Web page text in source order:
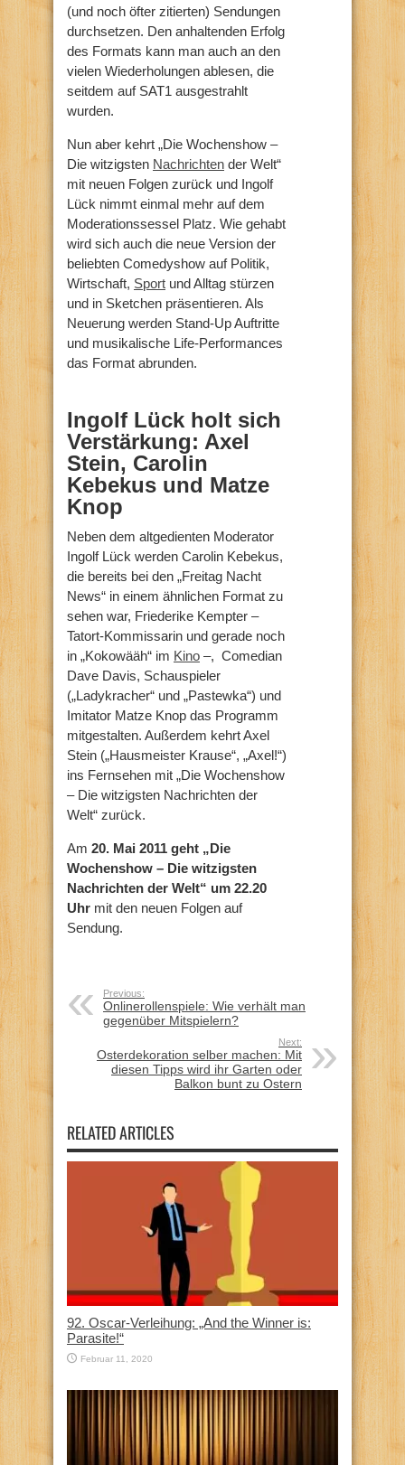
(und noch öfter zitierten) Sendungen
durchsetzen. Den anhaltenden Erfolg
des Formats kann man auch an den
vielen Wiederholungen ablesen, die
seitdem auf SAT1 ausgestrahlt
wurden.
Nun aber kehrt „Die Wochenshow –
Die witzigsten Nachrichten der Welt“
mit neuen Folgen zurück und Ingolf
Lück nimmt einmal mehr auf dem
Moderationssessel Platz. Wie gehabt
wird sich auch die neue Version der
beliebten Comedyshow auf Politik,
Wirtschaft, Sport und Alltag stürzen
und in Sketchen präsentieren. Als
Neuerung werden Stand-Up Auftritte
und musikalische Life-Performances
das Format abrunden.
Ingolf Lück holt sich
Verstärkung: Axel
Stein, Carolin
Kebekus und Matze
Knop
Neben dem altgedienten Moderator
Ingolf Lück werden Carolin Kebekus,
die bereits bei den „Freitag Nacht
News“ in einem ähnlichen Format zu
sehen war, Friederike Kempter –
Tatort-Kommissarin und gerade noch
in „Kokowääh“ im Kino –, Comedian
Dave Davis, Schauspieler
(„Ladykracher“ und „Pastewka“) und
Imitator Matze Knop das Programm
mitgestalten. Außerdem kehrt Axel
Stein („Hausmeister Krause“, „Axel!“)
ins Fernsehen mit „Die Wochenshow
– Die witzigsten Nachrichten der
Welt“ zurück.
Am 20. Mai 2011 geht „Die
Wochenshow – Die witzigsten
Nachrichten der Welt“ um 22.20
Uhr mit den neuen Folgen auf
Sendung.
Previous:
Onlinerollenspiele: Wie verhält man
gegenüber Mitspielern?
Next:
Osterdekoration selber machen: Mit
diesen Tipps wird ihr Garten oder
Balkon bunt zu Ostern
RELATED ARTICLES
92. Oscar-Verleihung: „And the Winner is:
Parasite!“
Februar 11, 2020